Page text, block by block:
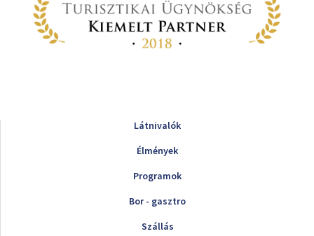
Látnivalók
Élmények
Programok
Bor - gasztro
Szállás